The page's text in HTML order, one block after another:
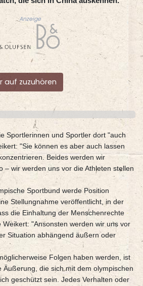
Anzeige
auf zuzuhören
Sportlerinnen und Sportler dort "auch
"Sie können es aber auch lassen
Beides werden wir
– wir werden uns vor die Athleten stellen
Sportbund werde Position
Stellungnahme veröffentlicht, in der
die Einhaltung der Menschenrechte
"Ansonsten werden wir uns vor
Situation abhängend äußern oder
Folgen haben werden, ist
Äußerung, die sich mit dem olympischen
geschützt sein. Jedes Verhalten oder